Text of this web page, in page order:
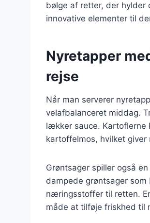
bølge af retter, der
innovative elementer til
Nyretapper
rejse
Når man serverer
velafbalanceret middag.
lækker sauce. Kartoflerne
kartoffelmos, hvilket
Grøntsager spiller også
dampede grøntsager
næringsstoffer til retten.
måde at tilføje friskhed til